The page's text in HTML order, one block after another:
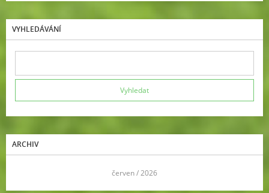
VYHLEDÁVÁNÍ
ARCHIV
červen / 2026